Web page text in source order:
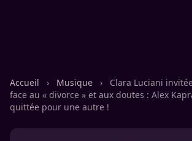
Accueil › Musique ›
Clara Luciani
face au « divorce » et aux doutes : Alex
quittée pour une autre !